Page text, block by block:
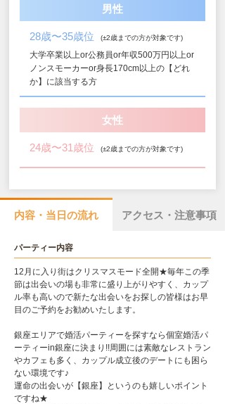
男性
28歳〜35歳位 (±2歳までの方が対象です)
大学卒業以上or公務員or年収500万円以上or
ノンスモーカーor身長170cm以上の【どれ
か】に該当する方
女性
24歳〜31歳位 (±2歳までの方が対象です)
内容・当日の流れ アクセス・注意事項
パーティー内容
12月に入り街はクリスマスモード全開★毎年この季
節は出会いの場も非常に盛り上がりやすく、カップ
ル率も高いので新たな出会いをお探しの皆様はお早
目のご予約をお勧めいたします。
銀座エリアで婚活パーティーを探すなら個室婚活パ
ーティーin銀座に決まり!!周囲には素敵なレストラン
やカフェも多く、カップル成立後のデートにも困ら
ない環境です♪
運命の出会いが【銀座】というのも嬉しいポイント
ですね★